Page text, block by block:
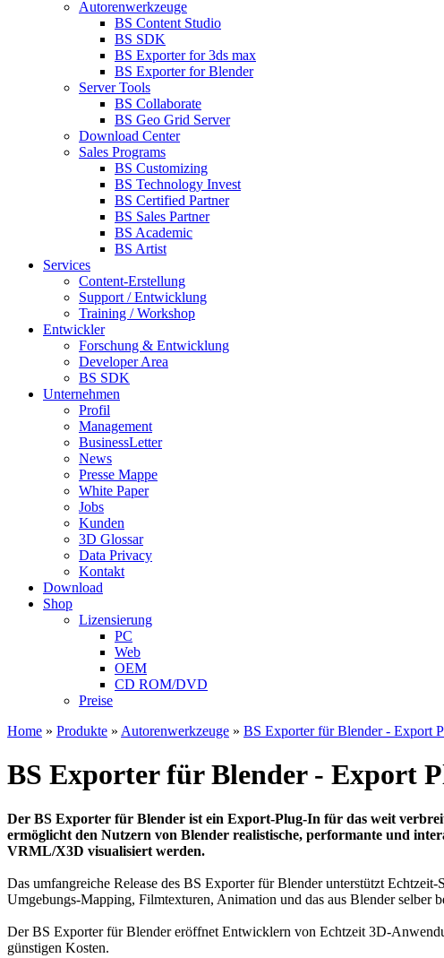
Autorenwerkzeuge
BS Content Studio
BS SDK
BS Exporter for 3ds max
BS Exporter for Blender
Server Tools
BS Collaborate
BS Geo Grid Server
Download Center
Sales Programs
BS Customizing
BS Technology Invest
BS Certified Partner
BS Sales Partner
BS Academic
BS Artist
Services
Content-Erstellung
Support / Entwicklung
Training / Workshop
Entwickler
Forschung & Entwicklung
Developer Area
BS SDK
Unternehmen
Profil
Management
BusinessLetter
News
Presse Mappe
White Paper
Jobs
Kunden
3D Glossar
Data Privacy
Kontakt
Download
Shop
Lizensierung
PC
Web
OEM
CD ROM/DVD
Preise
Home » Produkte » Autorenwerkzeuge » BS Exporter für Blender - Export
BS Exporter für Blender - Export
Der BS Exporter für Blender ist ein Export-Plug-In für das weit
ermöglicht den Nutzern von Blender realistische, performante und
VRML/X3D visualisiert werden.
Das umfangreiche Release des BS Exporter für Blender unterstützt
Umgebungs-Mapping, Filmtexturen, Animation und das aus Blender selber
Der BS Exporter für Blender eröffnet Entwicklern von Echtzeit 3D-
günstigen Kosten.